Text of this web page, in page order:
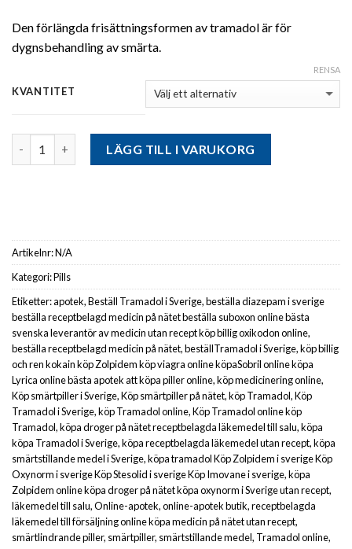
Den förlängda frisättningsformen av tramadol är för
dygnsbehandling av smärta.
KVANTITET
RENSA
LÄGG TILL I VARUKORG
Artikelnr:N/A
Kategori:Pills
Etiketter:apotek,Beställ Tramadol i Sverige,beställa diazepam i sverige
beställa receptbelagd medicin på nätet beställa suboxon online bästa
svenska leverantör av medicin utan recept köp billig oxikodon online,
beställa receptbelagd medicin på nätet,beställTramadol i Sverige,köp billig
och ren kokain köp Zolpidem köp viagra online köpaSobril online köpa
Lyrica online bästa apotek att köpa piller online,köp medicinering online,
Köp smärtpiller i Sverige,Köp smärtpiller på nätet,köp Tramadol,Köp
Tramadol i Sverige,köp Tramadol online,Köp Tramadol online köp
Tramadol,köpa droger på nätet receptbelagda läkemedel till salu,köpa
köpa Tramadol i Sverige,köpa receptbelagda läkemedel utan recept,köpa
smärtstillande medel i Sverige,köpa tramadol Köp Zolpidem i sverige Köp
Oxynorm i sverige Köp Stesolid i sverige Köp Imovane i sverige,köpa
Zolpidem online köpa droger på nätet köpa oxynorm i Sverige utan recept,
läkemedel till salu,Online-apotek,online-apotek butik,receptbelagda
läkemedel till försäljning online köpa medicin på nätet utan recept,
smärtlindrande piller, smärtpiller, smärtstillande medel, Tramadol online,